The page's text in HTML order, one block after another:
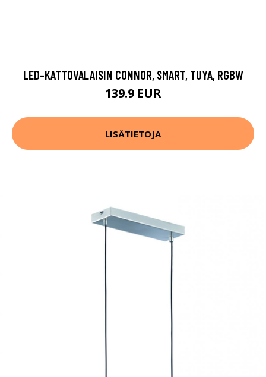
LED-KATTOVALAISIN CONNOR, SMART, TUYA, RGBW
139.9 EUR
LISÄTIETOJA